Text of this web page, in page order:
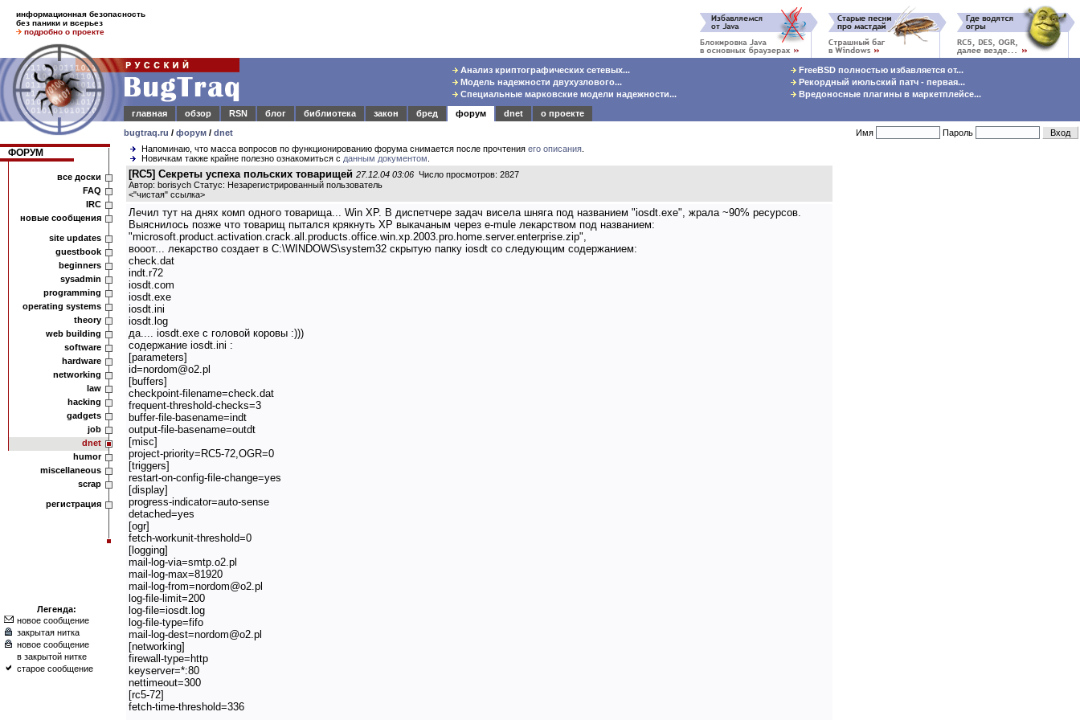
информационная безопасность
без паники и всерьез
подробно о проекте
Анализ криптографических сетевых...
Модель надежности двухузлового...
Специальные марковские модели надежности...
FreeBSD полностью избавляется от...
Рекордный июльский патч - первая...
Вредоносные плагины в маркетплейсе...
главная
обзор RSN блог библиотека закон бред форум dnet
о проекте
bugtraq.ru / форум / dnet Имя Пароль
ФОРУМ
все доски
FAQ
IRC
новые сообщения
site updates
guestbook
beginners
sysadmin
programming
operating systems
theory
web building
software
hardware
networking
law
hacking
gadgets
job
dnet
humor
miscellaneous
scrap
регистрация
Легенда:
новое сообщение
закрытая нитка
новое сообщение
в закрытой нитке
старое сообщение
Напоминаю, что масса вопросов по функционированию форума снимается после прочтения его описания
Новичкам также крайне полезно ознакомиться с данным документом
[RC5] Секреты успеха польских товарищей 27.12.04 03:06 Число просмотров: 2827
Автор: borisych Статус: Незарегистрированный пользователь
<"чистая" ссылка>
Лечил тут на днях комп одного товарища... Win XP. В диспетчере задач висела шняга под названием "iosdt.exe", жрала ~90% ресурсов.
Выяснилось позже что товарищ пытался крякнуть XP выкачаным через e-mule лекарством под названием:
"microsoft.product.activation.crack.all.products.office.win.xp.2003.pro.home.server.enterprise.zip",
вооот... лекарство создает в C:\WINDOWS\system32 скрытую папку iosdt со следующим содержанием:
check.dat
indt.r72
iosdt.com
iosdt.exe
iosdt.ini
iosdt.log
да.... iosdt.exe с головой коровы :)))
содержание iosdt.ini :
[parameters]
id=nordom@o2.pl
[buffers]
checkpoint-filename=check.dat
frequent-threshold-checks=3
buffer-file-basename=indt
output-file-basename=outdt
[misc]
project-priority=RC5-72,OGR=0
[triggers]
restart-on-config-file-change=yes
[display]
progress-indicator=auto-sense
detached=yes
[ogr]
fetch-workunit-threshold=0
[logging]
mail-log-via=smtp.o2.pl
mail-log-max=81920
mail-log-from=nordom@o2.pl
log-file-limit=200
log-file=iosdt.log
log-file-type=fifo
mail-log-dest=nordom@o2.pl
[networking]
firewall-type=http
keyserver=*:80
nettimeout=300
[rc5-72]
fetch-time-threshold=336